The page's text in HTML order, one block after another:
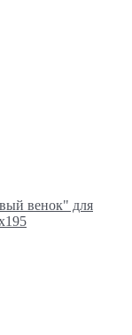
венок" для